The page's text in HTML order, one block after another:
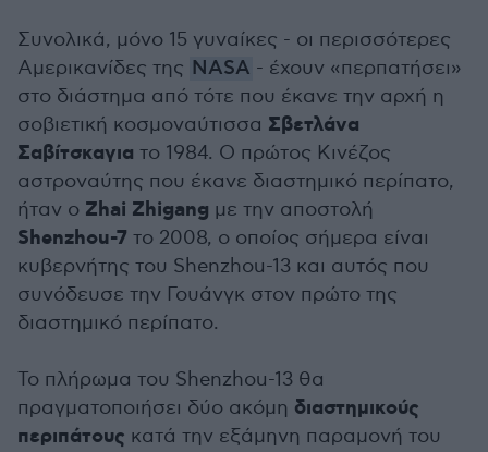
Συνολικά, μόνο 15 γυναίκες - οι περισσότερες
Αμερικανίδες της NASA - έχουν «περπατήσει»
στο διάστημα από τότε που έκανε την αρχή η
σοβιετική κοσμοναύτισσα Σβετλάνα
Σαβίτσκαγια το 1984. Ο πρώτος Κινέζος
αστροναύτης που έκανε διαστημικό περίπατο,
ήταν ο Zhai Zhigang με την αποστολή
Shenzhou-7 το 2008, ο οποίος σήμερα είναι
κυβερνήτης του Shenzhou-13 και αυτός που
συνόδευσε την Γουάνγκ στον πρώτο της
διαστημικό περίπατο.
Το πλήρωμα του Shenzhou-13 θα
πραγματοποιήσει δύο ακόμη διαστημικούς
περιπάτους κατά την εξάμηνη παραμονή του